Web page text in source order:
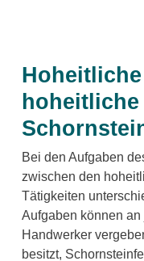
Bei den Aufgaben
zwischen den
Tätigkeiten
Aufgaben können
Handwerker
besitzt,